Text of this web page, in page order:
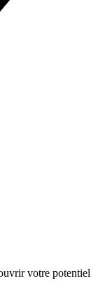
votre potentiel